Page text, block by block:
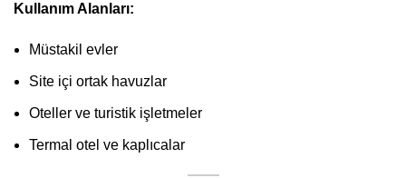
Kullanım Alanları:
Müstakil evler
Site içi ortak havuzlar
Oteller ve turistik işletmeler
Termal otel ve kaplıcalar